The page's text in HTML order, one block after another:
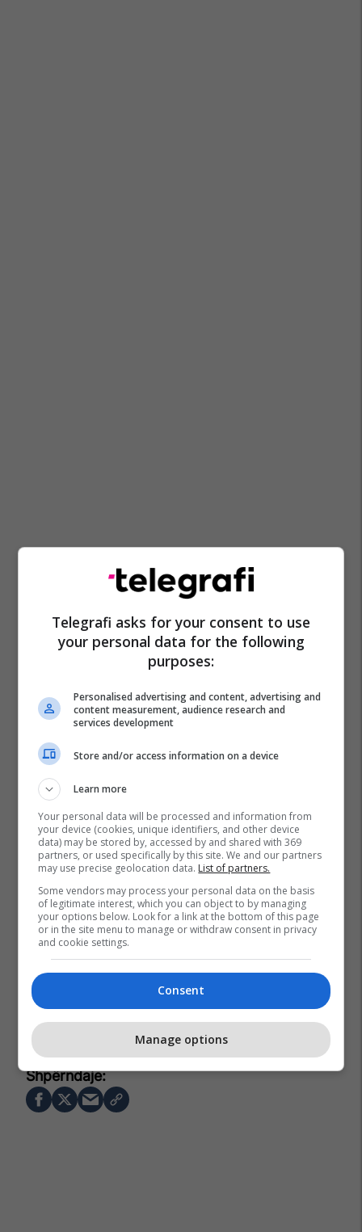
Mesut Ozil
Premier League
Telegrafi asks for your consent to use
your personal data for the following
purposes:
Personalised advertising and content, advertising and
content measurement, audience research and
services development
Store and/or access information on a device
Learn more
Your personal data will be processed and information from
your device (cookies, unique identifiers, and other device
data) may be stored by, accessed by and shared with 369
partners, or used specifically by this site. We and our partners
may use precise geolocation data. List of partners.
Some vendors may process your personal data on the basis
of legitimate interest, which you can object to by managing
your options below. Look for a link at the bottom of this page
or in the site menu to manage or withdraw consent in privacy
and cookie settings.
Consent
Manage options